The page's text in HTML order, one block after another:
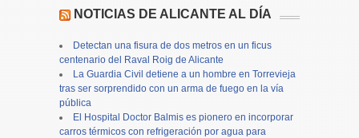
NOTICIAS DE ALICANTE AL DÍA
Detectan una fisura de dos metros en un ficus
centenario del Raval Roig de Alicante
La Guardia Civil detiene a un hombre en Torrevieja
tras ser sorprendido con un arma de fuego en la vía
pública
El Hospital Doctor Balmis es pionero en incorporar
carros térmicos con refrigeración por agua para